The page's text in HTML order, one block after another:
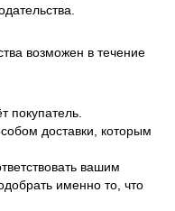
возможен в течение
покупатель.
доставки, которым
вашим
именно то, что